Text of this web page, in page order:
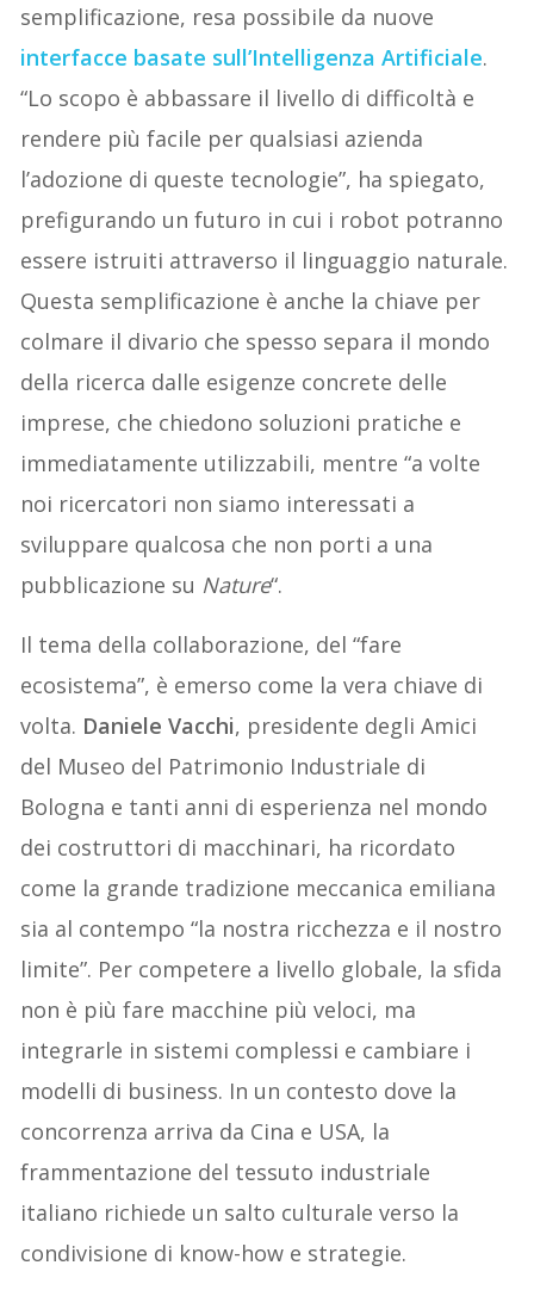
semplificazione, resa possibile da nuove
interfacce basate sull’Intelligenza Artificiale.
“Lo scopo è abbassare il livello di difficoltà e
rendere più facile per qualsiasi azienda
l’adozione di queste tecnologie”, ha spiegato,
prefigurando un futuro in cui i robot potranno
essere istruiti attraverso il linguaggio naturale.
Questa semplificazione è anche la chiave per
colmare il divario che spesso separa il mondo
della ricerca dalle esigenze concrete delle
imprese, che chiedono soluzioni pratiche e
immediatamente utilizzabili, mentre “a volte
noi ricercatori non siamo interessati a
sviluppare qualcosa che non porti a una
pubblicazione su Nature“.
Il tema della collaborazione, del “fare
ecosistema”, è emerso come la vera chiave di
volta. Daniele Vacchi, presidente degli Amici
del Museo del Patrimonio Industriale di
Bologna e tanti anni di esperienza nel mondo
dei costruttori di macchinari, ha ricordato
come la grande tradizione meccanica emiliana
sia al contempo “la nostra ricchezza e il nostro
limite”. Per competere a livello globale, la sfida
non è più fare macchine più veloci, ma
integrarle in sistemi complessi e cambiare i
modelli di business. In un contesto dove la
concorrenza arriva da Cina e USA, la
frammentazione del tessuto industriale
italiano richiede un salto culturale verso la
condivisione di know-how e strategie.